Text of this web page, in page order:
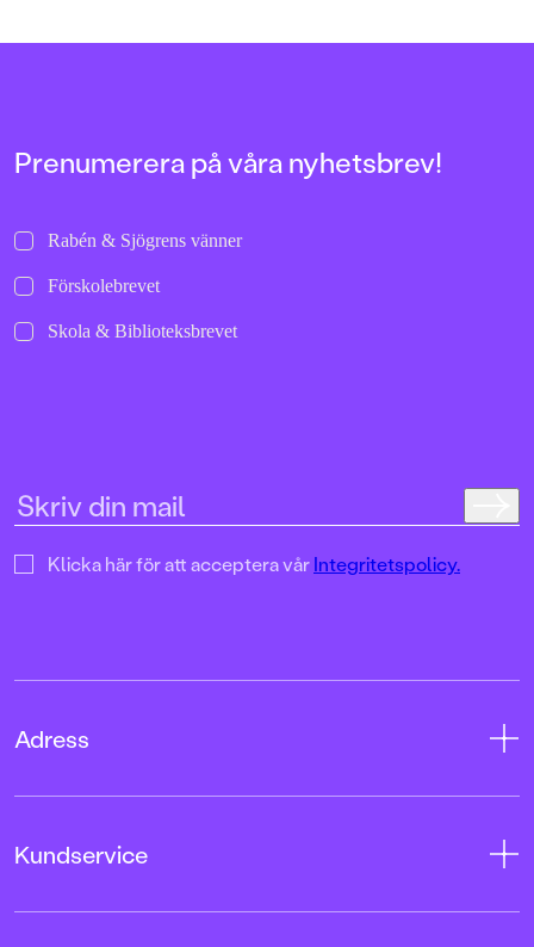
snömolnetär en
Prenumerera på våra nyhetsbrev!
Rabén & Sjögrens vänner
Förskolebrevet
Skola & Biblioteksbrevet
Klicka här för att acceptera vårIntegritetspolicy.
Adress
Kundservice